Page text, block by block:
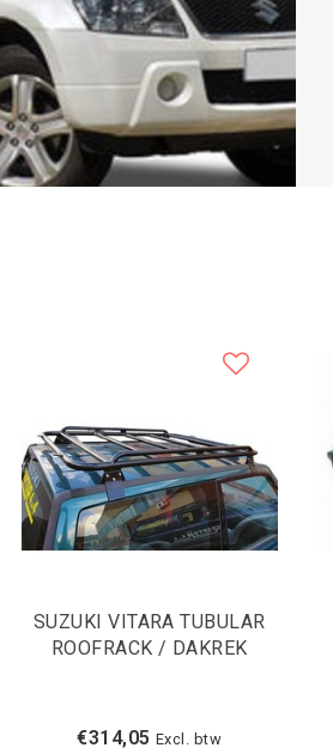
SUZUKI VITARA TUBULAR
ROOFRACK / DAKREK
€314,05 Excl. btw